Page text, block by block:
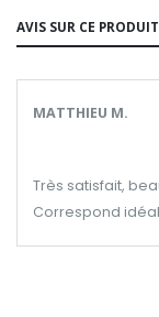
AVIS SUR CE
MATTHIEU M.
Très satisfait,
Correspond